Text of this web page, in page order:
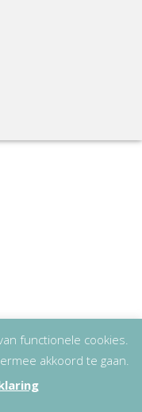
functionele cookies.
akkoord te gaan.